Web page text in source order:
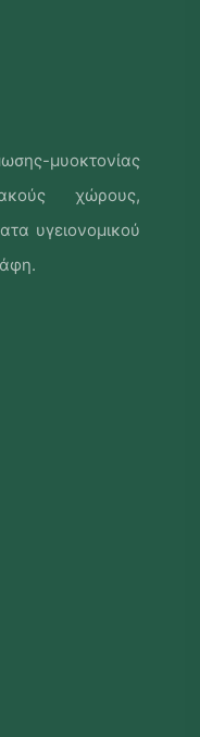
μυοκτονίας
χώρους,
υγειονομικού